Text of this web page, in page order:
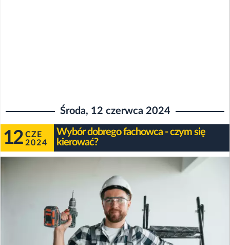
Środa, 12 czerwca 2024
12 CZE
2024
Wybór dobrego fachowca - czym się
kierować?